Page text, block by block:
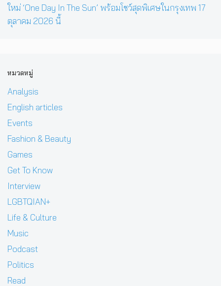
ใหม่ ‘One Day In The Sun’ พร้อมโชว์สุดพิเศษในกรุงเทพ 17
ตุลาคม 2026 นี้
หมวดหมู่
Analysis
English articles
Events
Fashion & Beauty
Games
Get To Know
Interview
LGBTQIAN+
Life & Culture
Music
Podcast
Politics
Read